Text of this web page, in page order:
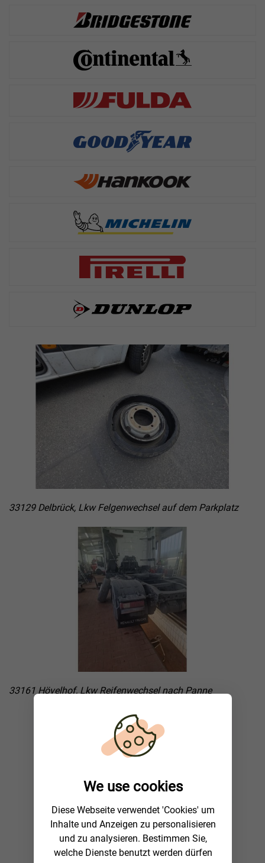
33129 Delbrück, Lkw Felgenwechsel auf dem Parkplatz
33161 Hövelhof, Lkw Reifenwechsel nach Panne
We use cookies
Diese Webseite verwendet 'Cookies' um
Inhalte und Anzeigen zu personalisieren
und zu analysieren. Bestimmen Sie,
welche Dienste benutzt werden dürfen